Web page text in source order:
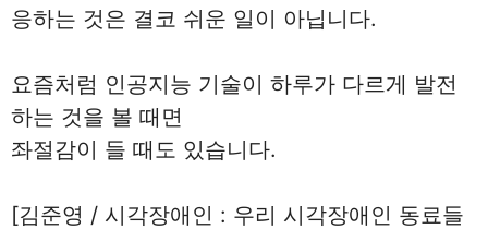
응하는 것은 결코 쉬운 일이 아닙니다.
요즘처럼 인공지능 기술이 하루가 다르게 발전
하는 것을 볼 때면
좌절감이 들 때도 있습니다.
[김준영 / 시각장애인 : 우리 시각장애인 동료들